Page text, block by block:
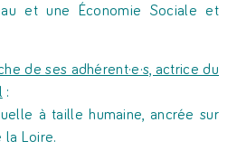
et une Économie Sociale et
de ses adhérent·e·s, actrice du
:
à taille humaine, ancrée sur
la Loire.